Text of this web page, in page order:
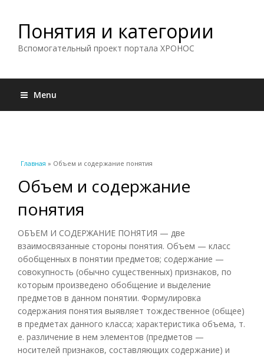
Понятия и категории
Вспомогательный проект портала ХРОНОС
Menu
Вы здесь
Главная » Объем и содержание понятия
Объем и содержание
понятия
ОБЪЕМ И СОДЕРЖАНИЕ ПОНЯТИЯ — две
взаимосвязанные стороны понятия. Объем — класс
обобщенных в понятии предметов; содержание —
совокупность (обычно существенных) признаков, по
которым произведено обобщение и выделение
предметов в данном понятии. Формулировка
содержания понятия выявляет тождественное (общее)
в предметах данного класса; характеристика объема, т.
е. различение в нем элементов (предметов —
носителей признаков, составляющих содержание) и